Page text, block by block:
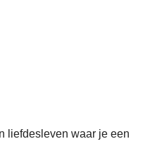
liefdesleven waar je een